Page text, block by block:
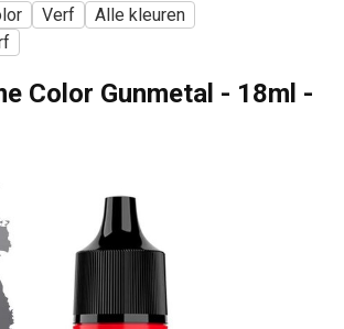
Verf
Alle kleuren
Color Gunmetal - 18ml -